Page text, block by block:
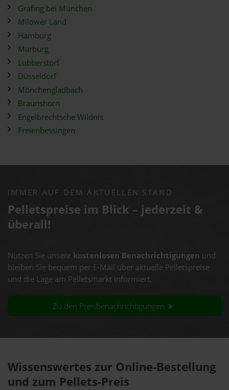
Grafing bei München
Milower Land
Hamburg
Marburg
Lübberstorf
Düsseldorf
Mönchengladbach
Braunshorn
Engelbrechtsche Wildnis
Freienbessingen
IMMER AUF DEM AKTUELLEN STAND
Pelletspreise im Blick – jederzeit &
überall!
Nutzen Sie unsere kostenlosen Benachrichtigungen und
bleiben Sie bequem per E-Mail über aktuelle Pelletspreise
und die Lage am Pelletsmarkt informiert.
Zu den Preisbenachrichtigungen
Wissenswertes zur Online-Bestellung
und zum Pellets-Preis